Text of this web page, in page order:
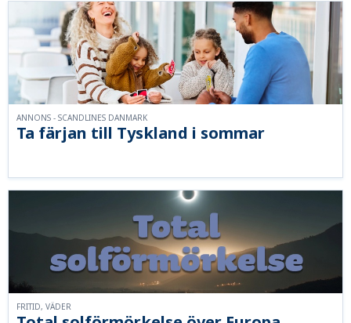
Ta färjan till Tyskland i sommar
ANNONS - SCANDLINES DANMARK
FRITID, VÄDER